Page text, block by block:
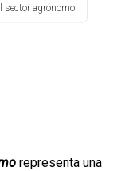
sector agrónomo
representa una